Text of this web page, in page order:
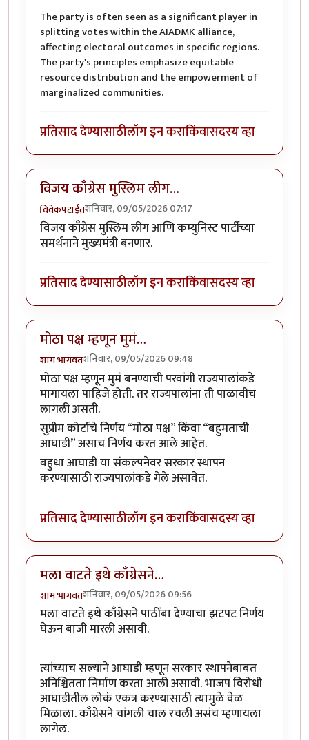
The party is often seen as a significant player in
splitting votes within the AIADMK alliance,
affecting electoral outcomes in specific regions.
The party's principles emphasize equitable
resource distribution and the empowerment of
marginalized communities.
प्रतिसाद देण्यासाठीलॉग इन कराकिंवासदस्य व्हा
विजय काँग्रेस मुस्लिम लीग…
विवेकपटाईतशनिवार, 09/05/2026 07:17
विजय काँग्रेस मुस्लिम लीग आणि कम्युनिस्ट पार्टीच्या
समर्थनाने मुख्यमंत्री बनणार.
प्रतिसाद देण्यासाठीलॉग इन कराकिंवासदस्य व्हा
मोठा पक्ष म्हणून मुमं…
शाम भागवतशनिवार, 09/05/2026 09:48
मोठा पक्ष म्हणून मुमं बनण्याची परवांगी राज्यपालांकडे
मागायला पाहिजे होती. तर राज्यपालांना ती पाळावीच
लागली असती.
सुप्रीम कोर्टाचे निर्णय “मोठा पक्ष” किंवा “बहुमताची
आघाडी” असाच निर्णय करत आले आहेत.
बहुधा आघाडी या संकल्पनेवर सरकार स्थापन
करण्यासाठी राज्यपालांकडे गेले असावेत.
प्रतिसाद देण्यासाठीलॉग इन कराकिंवासदस्य व्हा
मला वाटते इथे काँग्रेसने…
शाम भागवतशनिवार, 09/05/2026 09:56
मला वाटते इथे काँग्रेसने पाठींबा देण्याचा झटपट निर्णय
घेऊन बाजी मारली असावी.
त्यांच्याच सल्याने आघाडी म्हणून सरकार स्थापनेबाबत
अनिश्चितता निर्माण करता आली असावी. भाजप विरोधी
आघाडीतील लोकं एकत्र करण्यासाठी त्यामुळे वेळ
मिळाला. काँग्रेसने चांगली चाल रचली असंच म्हणायला
लागेल.